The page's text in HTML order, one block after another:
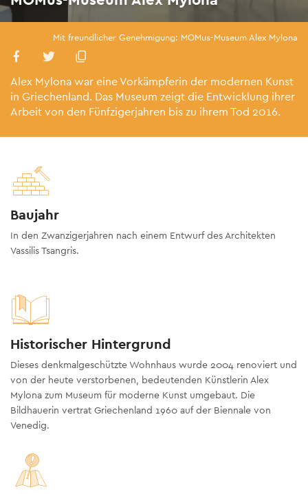
Mit freundlicher Genehmigung: MOMus-Museum Alex Mylona
Alex Mylona war eine Vorkämpferin der modernen Kunst
in Griechenland. Das Museum zeigt die Entwicklung ihrer
Arbeit von den Fünfzigerjahren bis zu ihrem Tod 2016.
Baujahr
In den Zwanzigerjahren nach einem Entwurf des Architekten
Vassilis Tsangris.
Historischer Hintergrund
Dieses denkmalgeschützte Wohnhaus wurde 2004 renoviert und
von der heute verstorbenen, bedeutenden Künstlerin Alex
Mylona zum Museum für moderne Kunst umgebaut. Die
Bildhauerin vertrat Griechenland 1960 auf der Biennale von
Venedig.